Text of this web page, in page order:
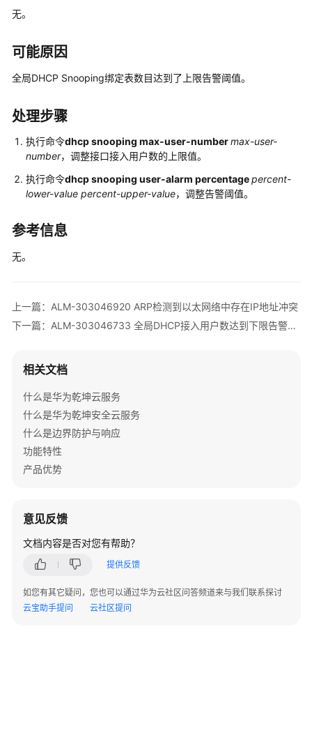
操
多
档
规
格
单
备
警
处
理
版
本
AR
告
V500
本
FW
无。
可能原因
全局DHCP Snooping绑定表数目达到了上限告警阈值。
处理步骤
执行命令dhcp snooping max-user-numbermax-user-
number，调整接口接入用户数的上限值。
执行命令dhcp snooping user-alarm percentagepercent-
lower-value percent-upper-value，调整告警阈值。
参考信息
无。
上一篇：ALM-303046920 ARP检测到以太网络中存在IP地址冲突
下一篇：ALM-303046733 全局DHCP接入用户数达到下限告警阈值
相关文档
什么是华为乾坤云服务
什么是华为乾坤安全云服务
什么是边界防护与响应
功能特性
产品优势
意见反馈
文档内容是否对您有帮助？
提供反馈
如您有其它疑问，您也可以通过华为云社区问答频道来与我们联系探讨
云宝助手提问
云社区提问